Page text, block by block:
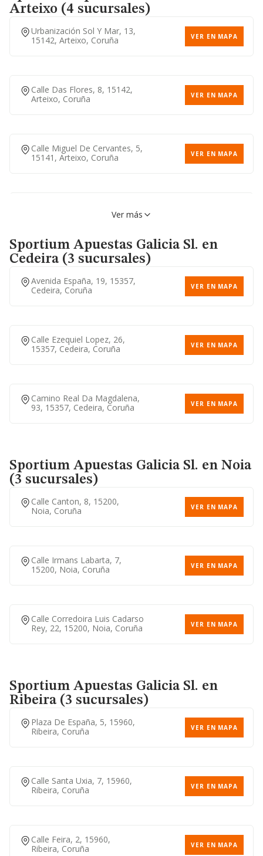
15007, Coruña (a), Coruña
VER EN MAPA
15190, Coruña (a), Coruña
VER EN MAPA
14, 15701, Santiago De
Compostela, Coruña
Arteixo (4 sucursales)
Urbanización Sol Y Mar, 13,
15142, Arteixo, Coruña
VER EN MAPA
Calle Das Flores, 8, 15142,
Arteixo, Coruña
VER EN MAPA
Calle Miguel De Cervantes, 5,
15141, Arteixo, Coruña
VER EN MAPA
Platas Varela, 80, 15141,Ver más
Sportium Apuestas Galicia Sl. en
Cedeira (3 sucursales)
Avenida España, 19, 15357,
Cedeira, Coruña
VER EN MAPA
Calle Ezequiel Lopez, 26,
15357, Cedeira, Coruña
VER EN MAPA
Camino Real Da Magdalena,
93, 15357, Cedeira, Coruña
VER EN MAPA
Sportium Apuestas Galicia Sl. en Noia
(3 sucursales)
Calle Canton, 8, 15200,
Noia, Coruña
VER EN MAPA
Calle Irmans Labarta, 7,
15200, Noia, Coruña
VER EN MAPA
Calle Corredoira Luis Cadarso
Rey, 22, 15200, Noia, Coruña
VER EN MAPA
Sportium Apuestas Galicia Sl. en
Ribeira (3 sucursales)
Plaza De España, 5, 15960,
Ribeira, Coruña
VER EN MAPA
Calle Santa Uxia, 7, 15960,
Ribeira, Coruña
VER EN MAPA
Calle Feira, 2, 15960,
Ribeira, Coruña
VER EN MAPA